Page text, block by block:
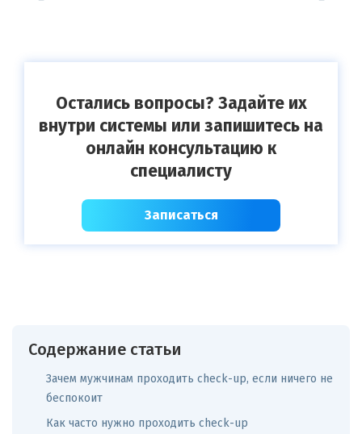
Остались вопросы? Задайте их
внутри системы или запишитесь на
онлайн консультацию к
специалисту
Записаться
Содержание статьи
Зачем мужчинам проходить check-up, если ничего не
беспокоит
Как часто нужно проходить check-up